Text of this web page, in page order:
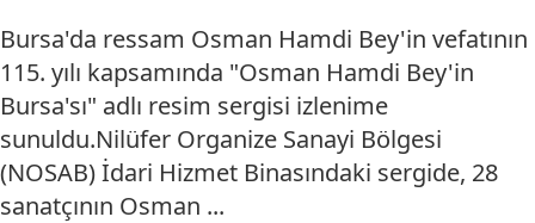
Bursa'da ressam Osman Hamdi Bey'in vefatının
115. yılı kapsamında "Osman Hamdi Bey'in
Bursa'sı" adlı resim sergisi izlenime
sunuldu.Nilüfer Organize Sanayi Bölgesi
(NOSAB) İdari Hizmet Binasındaki sergide, 28
sanatçının Osman ...